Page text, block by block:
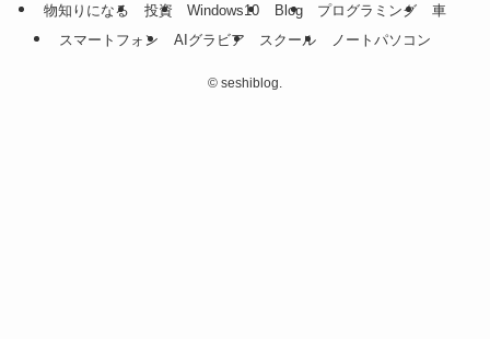
物知りになる 投資 Windows10 Blog プログラミング
車
スマートフォン
AIグラビア スクール ノートパソコン
© seshiblog.